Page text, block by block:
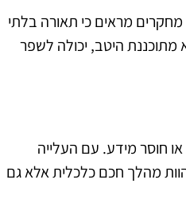
מראים כי תאורה בלתי
מתוכננת היטב, יכולה לשפר
חוסר מידע. עם העלייה
מהלך חכם כלכלית אלא גם